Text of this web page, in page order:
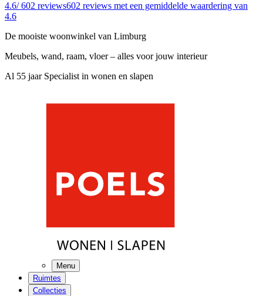
4.6/ 602 reviews602 reviews met een gemiddelde waardering van
4.6
De mooiste woonwinkel van Limburg
Meubels, wand, raam, vloer – alles voor jouw interieur
Al 55 jaar Specialist in wonen en slapen
Menu
Ruimtes
Collecties